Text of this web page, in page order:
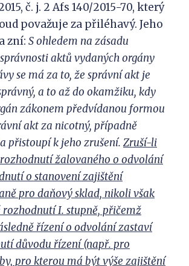
č. j. 2 Afs 140/2015-70, který
považuje za přiléhavý. Jeho
zní: S ohledem na zásadu
aktů vydaných orgány
se má za to, že správní akt je
a to až do okamžiku, kdy
zákonem předvídanou formou
akt za nicotný, případně
přistoupí k jeho zrušení. Zruší-li
žalovaného o odvolání
o stanovení zajištění
pro daňový sklad, nikoli však
rozhodnutí I. stupně, přičemž
řízení o odvolání zastaví
důvodu řízení (např. pro
pro kterou má být výše zajištění